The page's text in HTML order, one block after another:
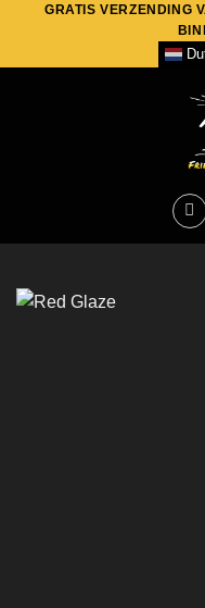
content
GRATIS VERZENDING